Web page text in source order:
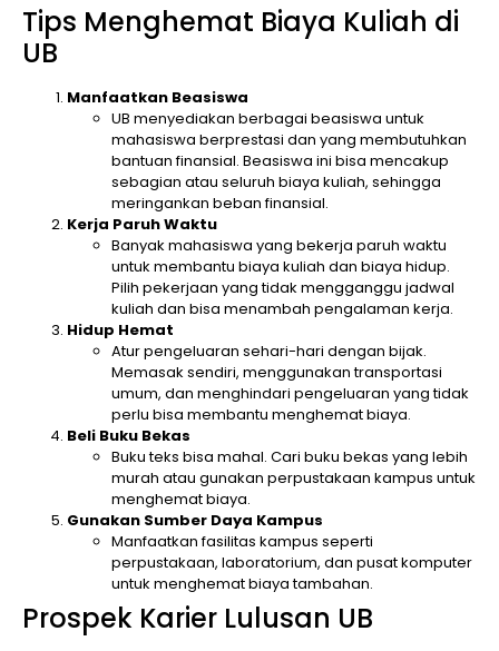
Tips Menghemat Biaya Kuliah di
UB
Manfaatkan Beasiswa
UB menyediakan berbagai beasiswa untuk
mahasiswa berprestasi dan yang membutuhkan
bantuan finansial. Beasiswa ini bisa mencakup
sebagian atau seluruh biaya kuliah, sehingga
meringankan beban finansial.
Kerja Paruh Waktu
Banyak mahasiswa yang bekerja paruh waktu
untuk membantu biaya kuliah dan biaya hidup.
Pilih pekerjaan yang tidak mengganggu jadwal
kuliah dan bisa menambah pengalaman kerja.
Hidup Hemat
Atur pengeluaran sehari-hari dengan bijak.
Memasak sendiri, menggunakan transportasi
umum, dan menghindari pengeluaran yang tidak
perlu bisa membantu menghemat biaya.
Beli Buku Bekas
Buku teks bisa mahal. Cari buku bekas yang lebih
murah atau gunakan perpustakaan kampus untuk
menghemat biaya.
Gunakan Sumber Daya Kampus
Manfaatkan fasilitas kampus seperti
perpustakaan, laboratorium, dan pusat komputer
untuk menghemat biaya tambahan.
Prospek Karier Lulusan UB